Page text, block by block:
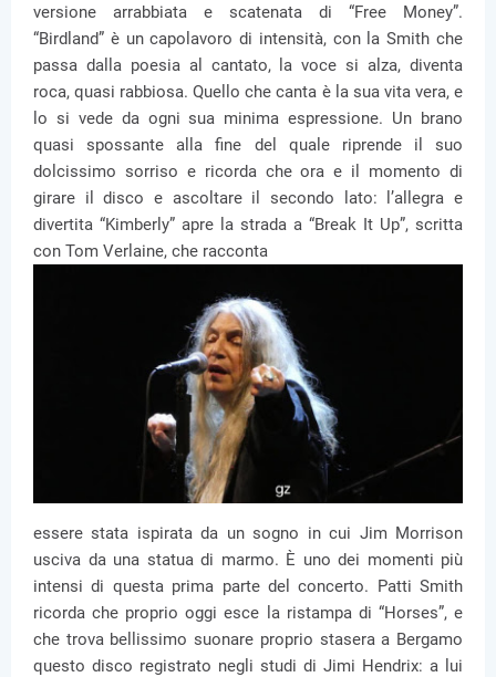
versione arrabbiata e scatenata di “Free Money”.
“Birdland” è un capolavoro di intensità, con la Smith che
passa dalla poesia al cantato, la voce si alza, diventa
roca, quasi rabbiosa. Quello che canta è la sua vita vera, e
lo si vede da ogni sua minima espressione. Un brano
quasi spossante alla fine del quale riprende il suo
dolcissimo sorriso e ricorda che ora e il momento di
girare il disco e ascoltare il secondo lato: l’allegra e
divertita “Kimberly” apre la strada a “Break It Up”, scritta
con Tom Verlaine, che racconta
essere stata ispirata da un sogno in cui Jim Morrison
usciva da una statua di marmo. È uno dei momenti più
intensi di questa prima parte del concerto. Patti Smith
ricorda che proprio oggi esce la ristampa di “Horses”, e
che trova bellissimo suonare proprio stasera a Bergamo
questo disco registrato negli studi di Jimi Hendrix: a lui